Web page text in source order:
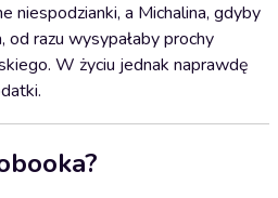
niespodzianki, a Michalina, gdyby
od razu wysypałaby prochy
W życiu jednak naprawdę